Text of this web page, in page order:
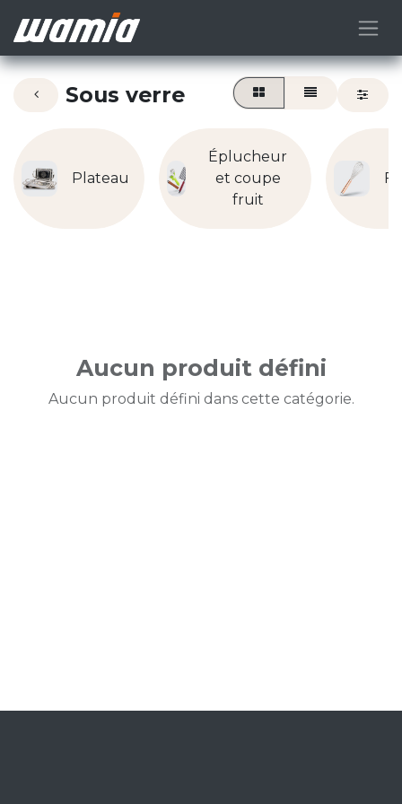
Sous verre
Plateau
Éplucheur
et coupe
fruit
Aucun produit défini
Aucun produit défini dans cette catégorie.